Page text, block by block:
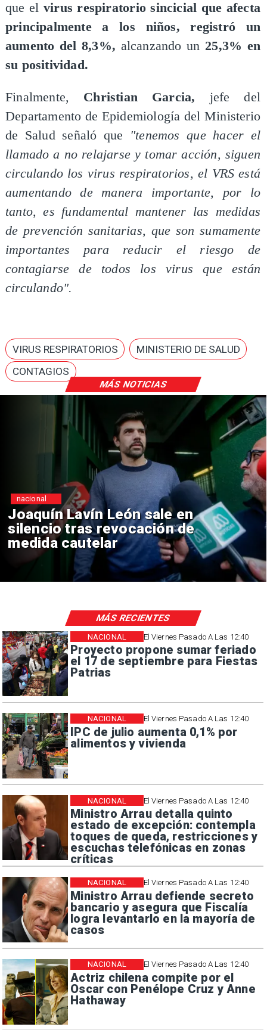
MÁS NOTICIAS
que el virus respiratorio sincicial que afecta
principalmente a los niños, registró un
aumento del 8,3%, alcanzando un 25,3% en
su positividad.
Finalmente, Christian Garcia, jefe del
Departamento de Epidemiología del Ministerio
de Salud señaló que "tenemos que hacer el
llamado a no relajarse y tomar acción, siguen
circulando los virus respiratorios, el VRS está
aumentando de manera importante, por lo
tanto, es fundamental mantener las medidas
de prevención sanitarias, que son sumamente
importantes para reducir el riesgo de
contagiarse de todos los virus que están
circulando".
VIRUS RESPIRATORIOS
MINISTERIO DE SALUD
CONTAGIOS
León sale en
de
Chile y
reinicio de
consulares
nacional
El Viernes Pasado A Las 12:40
Proyecto propone sumar feriado
el 17 de septiembre para Fiestas
Patrias
NACIONAL
El Viernes Pasado A Las 12:40
IPC de julio aumenta 0,1% por
alimentos y vivienda
NACIONAL
El Viernes Pasado A Las 12:40
Ministro Arrau detalla quinto
estado de excepción: contempla
toques de queda, restricciones y
escuchas telefónicas en zonas
críticas
NACIONAL
El Viernes Pasado A Las 12:40
Ministro Arrau defiende secreto
bancario y asegura que Fiscalía
logra levantarlo en la mayoría de
casos
NACIONAL
El Viernes Pasado A Las 12:40
Actriz chilena compite por el
Oscar con Penélope Cruz y Anne
Hathaway
NACIONAL
MÁS RECIENTES